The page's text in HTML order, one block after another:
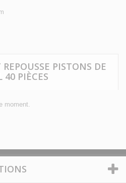
PISTONS DE
40 PIÈCES
moment.